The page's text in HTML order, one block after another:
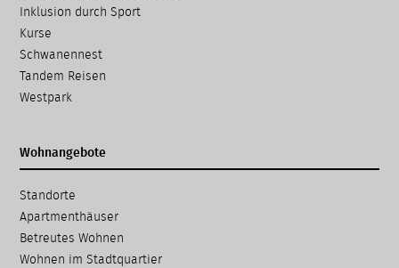
überspringen
Inklusion durch Sport
Kurse
Schwanennest
Tandem Reisen
Westpark
Wohnangebote
Navigation
überspringen
Standorte
Apartmenthäuser
Betreutes Wohnen
Wohnen im Stadtquartier